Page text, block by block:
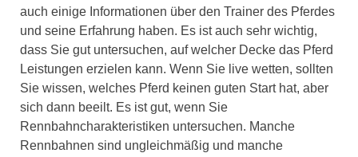
auch einige Informationen über den Trainer des Pferdes
und seine Erfahrung haben. Es ist auch sehr wichtig,
dass Sie gut untersuchen, auf welcher Decke das Pferd
Leistungen erzielen kann. Wenn Sie live wetten, sollten
Sie wissen, welches Pferd keinen guten Start hat, aber
sich dann beeilt. Es ist gut, wenn Sie
Rennbahncharakteristiken untersuchen. Manche
Rennbahnen sind ungleichmäßig und manche